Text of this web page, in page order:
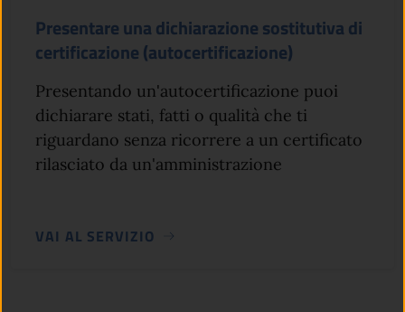
Presentare una dichiarazione sostitutiva di
certificazione (autocertificazione)
Presentando un'autocertificazione puoi
dichiarare stati, fatti o qualità che ti
riguardano senza ricorrere a un certificato
rilasciato da un'amministrazione
VAI AL SERVIZIO